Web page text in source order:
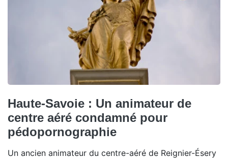
Haute-Savoie : Un animateur de
centre aéré condamné pour
pédopornographie
Un ancien animateur du centre-aéré de Reignier-Ésery